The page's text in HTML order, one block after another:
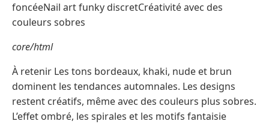
foncéeNail art funky discretCréativité avec des
couleurs sobres
core/html
À retenir Les tons bordeaux, khaki, nude et brun
dominent les tendances automnales. Les designs
restent créatifs, même avec des couleurs plus sobres.
L’effet ombré, les spirales et les motifs fantaisie